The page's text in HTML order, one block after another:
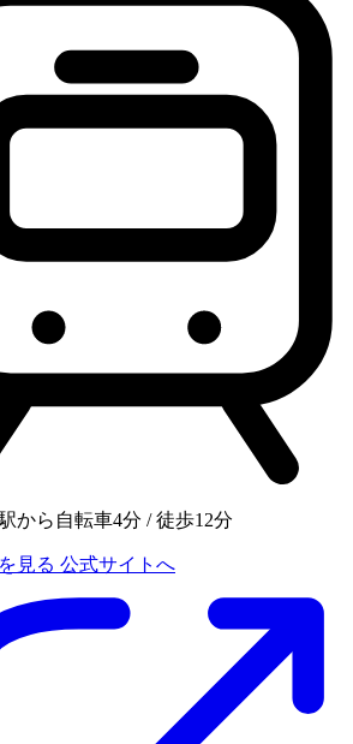
から自転車4分 / 徒歩12分
見る 公式サイトへ